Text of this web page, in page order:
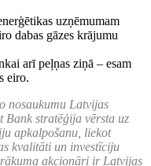
uzņēmumam
dabas gāzes krājumu
arī peļņas ziņā – esam
eiro.
nosaukumu Latvijas
Bank stratēģija vērsta uz
apkalpošanu, liekot
kvalitāti un investīciju
akcionāri ir Latvijas